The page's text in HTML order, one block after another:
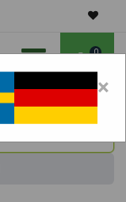
0
Maschine wählen:
×